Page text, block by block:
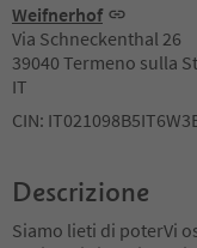
Weifnerhof
Via Schneckenthal 26
39040 Termeno sulla
IT
CIN:
Descrizione
Siamo lieti di poterVi